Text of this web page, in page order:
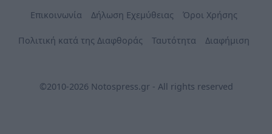
Επικοινωνία Δήλωση Εχεμύθειας Όροι Χρήσης
Πολιτική κατά της Διαφθοράς Ταυτότητα Διαφήμιση
©2010-2026 Notospress.gr - All rights reserved